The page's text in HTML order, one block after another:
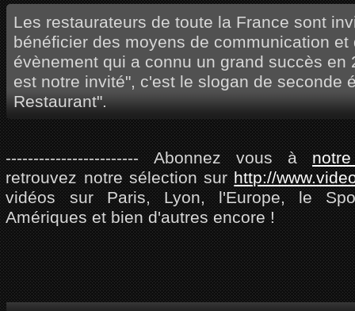
Les restaurateurs de toute la France sont
bénéficier des moyens de communication
évènement qui a connu un grand succès en
est notre invité", c'est le slogan de seconde
Restaurant".
------------------------ Abonnez vous à
retrouvez notre sélection surhttp://
vidéos sur Paris, Lyon, l'Europe, le
Amériques et bien d'autres encore !